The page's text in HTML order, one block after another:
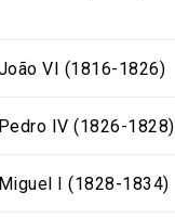
VI (1816-1826)
IV (1826-1828)
I (1828-1834)